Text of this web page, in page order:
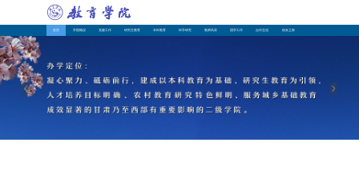
学校首页
首页 学院概况 党建工作 研究生教育 本科教育 科学研究 教师风采 团学工作 合作交流 校友之家